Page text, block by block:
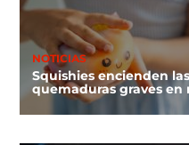
NOTICIAS
Squishies encienden
quemaduras graves en